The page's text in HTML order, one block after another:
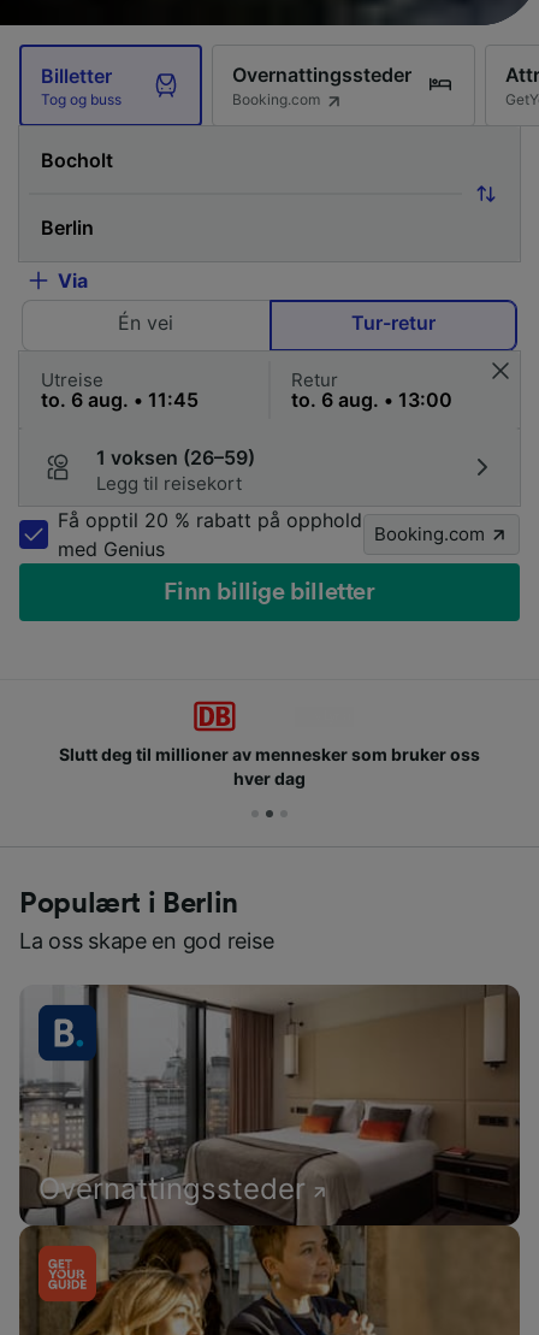
Billetter
Tog og buss
Overnattingssteder
Booking.com
Via
Én vei
Tur-retur
Utreise Retur
1 voksen (26–59)
Legg til reisekort
Få opptil 20 % rabatt på opphold
med Genius
Booking.com
Finn billige billetter
Slutt deg til millioner av mennesker som bruker oss
hver dag
Populært i Berlin
La oss skape en god reise
Overnattingssteder